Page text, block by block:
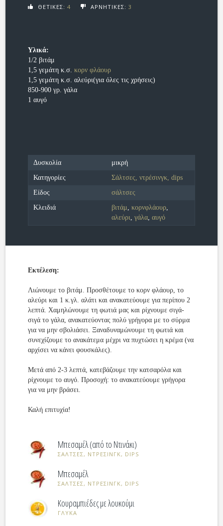
ΘΕΤΙΚΕΣ: 4 ΑΡΝΗΤΙΚΕΣ: 3
Υλικά:
1/2 βιτάμ
1,5 γεμάτη κ.σ.κορν φλάουρ
1,5 γεμάτη κ.σ. αλεύρι(για όλες τις χρήσεις)
850-900 γρ. γάλα
1 αυγό
Δυσκολία
μικρή
Κατηγορίες
Σάλτσες, ντρέσινγκ, dips
Είδος
σάλτσες
Κλειδιά
βιτάμ, κορνφλάουρ,
αλεύρι, γάλα, αυγό
Εκτέλεση:
Λιώνουμε το βιτάμ. Προσθέτουμε το κορν φλάουρ, το
αλεύρι και 1 κ.γλ. αλάτι και ανακατεύουμε για περίπου 2
λεπτά. Χαμηλώνουμε τη φωτιά μας και ρίχνουμε σιγά-
σιγά το γάλα, ανακατεύοντας πολύ γρήγορα με το σύρμα
για να μην σβολιάσει. Ξαναδυναμώνουμε τη φωτιά και
συνεχίζουμε το ανακάτεμα μέχρι να πυχτώσει η κρέμα (να
αρχίσει να κάνει φουσκάλες).
Μετά από 2-3 λεπτά, κατεβάζουμε την κατσαρόλα και
ρίχνουμε το αυγό. Προσοχή: το ανακατεύουμε γρήγορα
για να μην βράσει.
Καλή επιτυχία!
Μπεσαμέλ (από το Ντινάκι)
ΣΑΛΤΣΕΣ, ΝΤΡΕΣΙΝΓΚ, DIPS
Μπεσαμέλ
ΣΑΛΤΣΕΣ, ΝΤΡΕΣΙΝΓΚ, DIPS
Κουραμπιέδες με λουκούμι
ΓΛΥΚΑ